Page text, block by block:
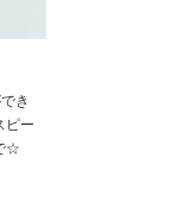
き
ピー
☆